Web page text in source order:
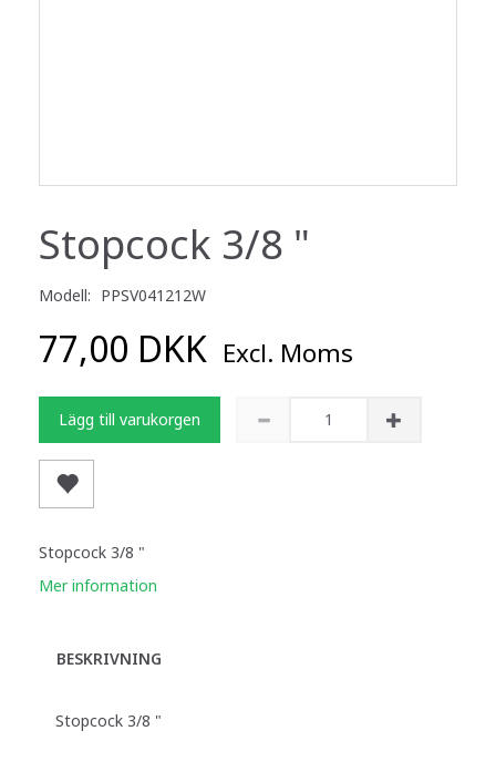
Stopcock 3/8 "
Modell: PPSV041212W
77,00 DKK Excl. Moms
Lägg till varukorgen
Stopcock 3/8 "
Mer information
BESKRIVNING
Stopcock 3/8 "